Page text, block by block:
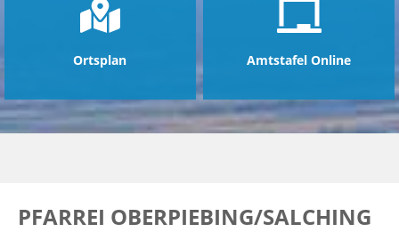
Ortsplan Amtstafel Online
PFARREI OBERPIEBING/SALCHING